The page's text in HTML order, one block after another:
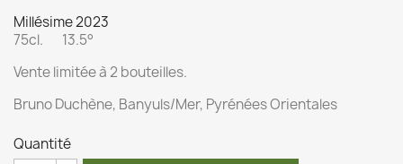
Millésime 2023
75cl. 13.5°
Vente limitée à 2 bouteilles.
Bruno Duchène, Banyuls/Mer, Pyrénées Orientales
Quantité